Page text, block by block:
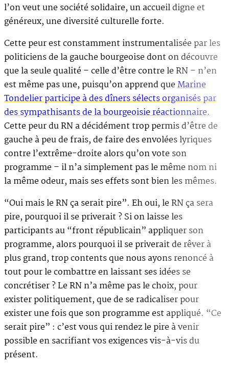
l’on veut une société solidaire, un accueil digne et
généreux, une diversité culturelle forte.
Cette peur est constamment instrumentalisée par les
politiciens de la gauche bourgeoise dont on découvre
que la seule qualité – celle d’être contre le RN – n’en
est même pas une, puisqu’on apprend queMarine
Tondelier participe à des dîners sélects organisés par
des sympathisants de la bourgeoisie réactionnaire.
Cette peur du RN a décidément trop permis d’être de
gauche à peu de frais, de faire des envolées lyriques
contre l’extrême-droite alors qu’on vote son
programme – il n’a simplement pas le même nom ni
la même odeur, mais ses effets sont bien les mêmes.
“Oui mais le RN ça serait pire”. Eh oui, le RN ça sera
pire, pourquoi il se priverait ? Si on laisse les
participants au “front républicain” appliquer son
programme, alors pourquoi il se priverait de rêver à
plus grand, trop contents que nous ayons renoncé à
tout pour le combattre en laissant ses idées se
concrétiser ? Le RN n’a même pas le choix, pour
exister politiquement, que de se radicaliser pour
exister une fois que son programme est appliqué. “Ce
serait pire” : c’est vous qui rendez le pire à venir
possible en sacrifiant vos exigences vis-à-vis du
présent.